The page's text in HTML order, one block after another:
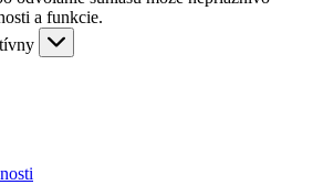
a funkcie.